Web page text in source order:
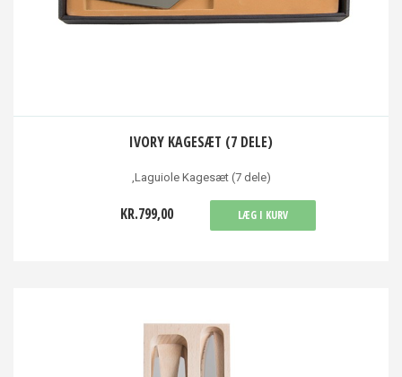
IVORY KAGESÆT (7 DELE)
,Laguiole Kagesæt (7 dele)
KR.799,00 LÆG I KURV